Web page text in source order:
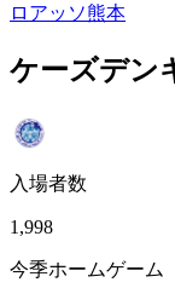
ロアッソ熊本
ケーズデン
入場者数
1,998
今季ホームゲーム